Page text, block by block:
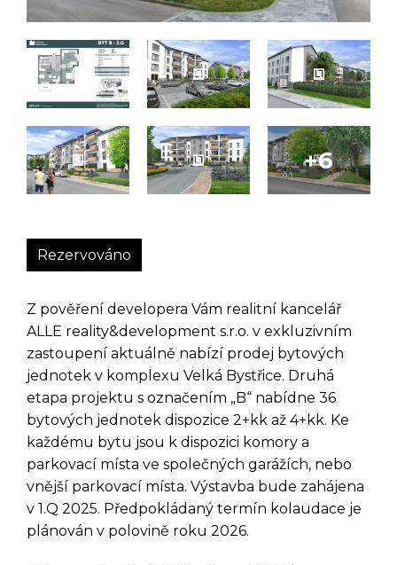
Rezervováno
Z pověření developera Vám realitní kancelář
ALLE reality&development s.r.o. v exkluzivním
zastoupení aktuálně nabízí prodej bytových
jednotek v komplexu Velká Bystřice. Druhá
etapa projektu s označením „B“ nabídne 36
bytových jednotek dispozice 2+kk až 4+kk. Ke
každému bytu jsou k dispozici komory a
parkovací místa ve společných garážích, nebo
vnější parkovací místa. Výstavba bude zahájena
v 1.Q 2025. Předpokládaný termín kolaudace je
plánován v polovině roku 2026.